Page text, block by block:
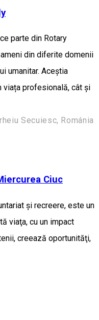
parte din Rotary
din diferite domenii
umanitar. Aceștia
profesională, cât și
Secuiesc, Románia
Ciuc
şi recreere, este un
viaţa, cu un impact
creează oportunităţi,